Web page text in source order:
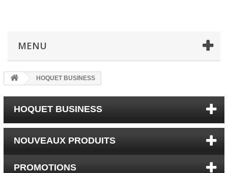
MENU
HOQUET BUSINESS
HOQUET BUSINESS
NOUVEAUX PRODUITS
PROMOTIONS